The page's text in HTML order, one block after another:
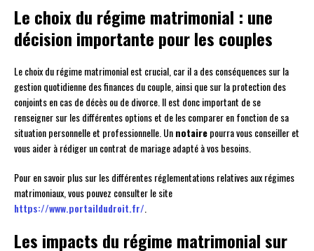
Le choix du régime matrimonial : une
décision importante pour les couples
Le choix du régime matrimonial est crucial, car il a des conséquences sur la
gestion quotidienne des finances du couple, ainsi que sur la protection des
conjoints en cas de décès ou de divorce. Il est donc important de se
renseigner sur les différentes options et de les comparer en fonction de sa
situation personnelle et professionnelle. Unnotairepourra vous conseiller et
vous aider à rédiger un contrat de mariage adapté à vos besoins.
Pour en savoir plus sur les différentes réglementations relatives aux régimes
matrimoniaux, vous pouvez consulter le site
https://www.portaildudroit.fr/
Les impacts du régime matrimonial sur